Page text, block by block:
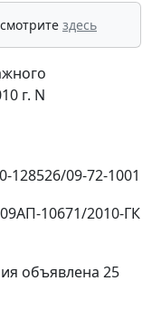
здесь
г. N
128526/09-72-1001
10671/2010-ГК
объявлена 25